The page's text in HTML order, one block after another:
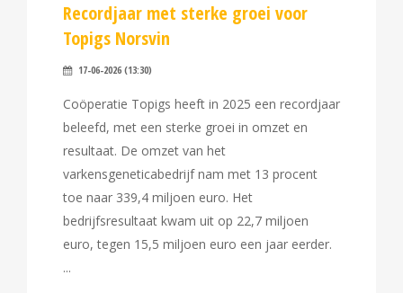
Recordjaar met sterke groei voor
Topigs Norsvin
17-06-2026 (13:30)
Coöperatie Topigs heeft in 2025 een recordjaar
beleefd, met een sterke groei in omzet en
resultaat. De omzet van het
varkensgeneticabedrijf nam met 13 procent
toe naar 339,4 miljoen euro. Het
bedrijfsresultaat kwam uit op 22,7 miljoen
euro, tegen 15,5 miljoen euro een jaar eerder.